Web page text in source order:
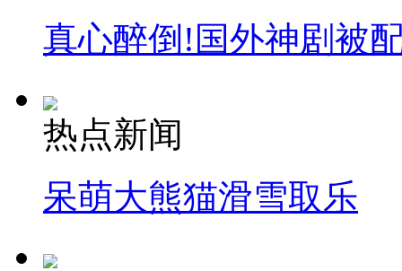
真心醉倒!国外神剧被
热点新闻
呆萌大熊猫滑雪取乐